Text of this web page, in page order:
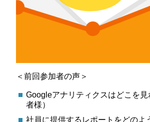
＜前回参加者の声＞
Googleアナリティクスはどこを
者様）
社員に提供するレポートをどのよ